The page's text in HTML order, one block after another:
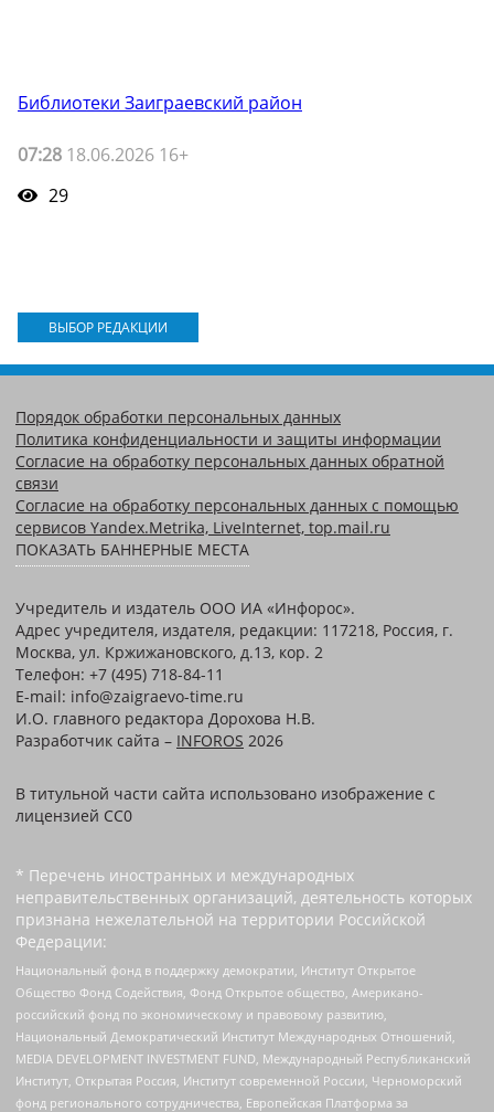
Библиотеки Заиграевский район
07:28 18.06.2026 16+
29
ВЫБОР РЕДАКЦИИ
Порядок обработки персональных данных
Политика конфиденциальности и защиты информации
Согласие на обработку персональных данных обратной
связи
Согласие на обработку персональных данных с помощью
сервисов Yandex.Metrika, LiveInternet, top.mail.ru
ПОКАЗАТЬ БАННЕРНЫЕ МЕСТА
Учредитель и издатель ООО ИА «Инфорос».
Адрес учредителя, издателя, редакции: 117218, Россия, г.
Москва, ул. Кржижановского, д.13, кор. 2
Телефон: +7 (495) 718-84-11
E-mail: info@zaigraevo-time.ru
И.О. главного редактора Дорохова Н.В.
Разработчик сайта – INFOROS 2026
В титульной части сайта использовано изображение с
лицензией CC0
* Перечень иностранных и международных
неправительственных организаций, деятельность которых
признана нежелательной на территории Российской
Федерации:
Национальный фонд в поддержку демократии, Институт Открытое
Общество Фонд Содействия, Фонд Открытое общество, Американо-
российский фонд по экономическому и правовому развитию,
Национальный Демократический Институт Международных Отношений,
MEDIA DEVELOPMENT INVESTMENT FUND, Международный Республиканский
Институт, Открытая Россия, Институт современной России, Черноморский
фонд регионального сотрудничества, Европейская Платформа за